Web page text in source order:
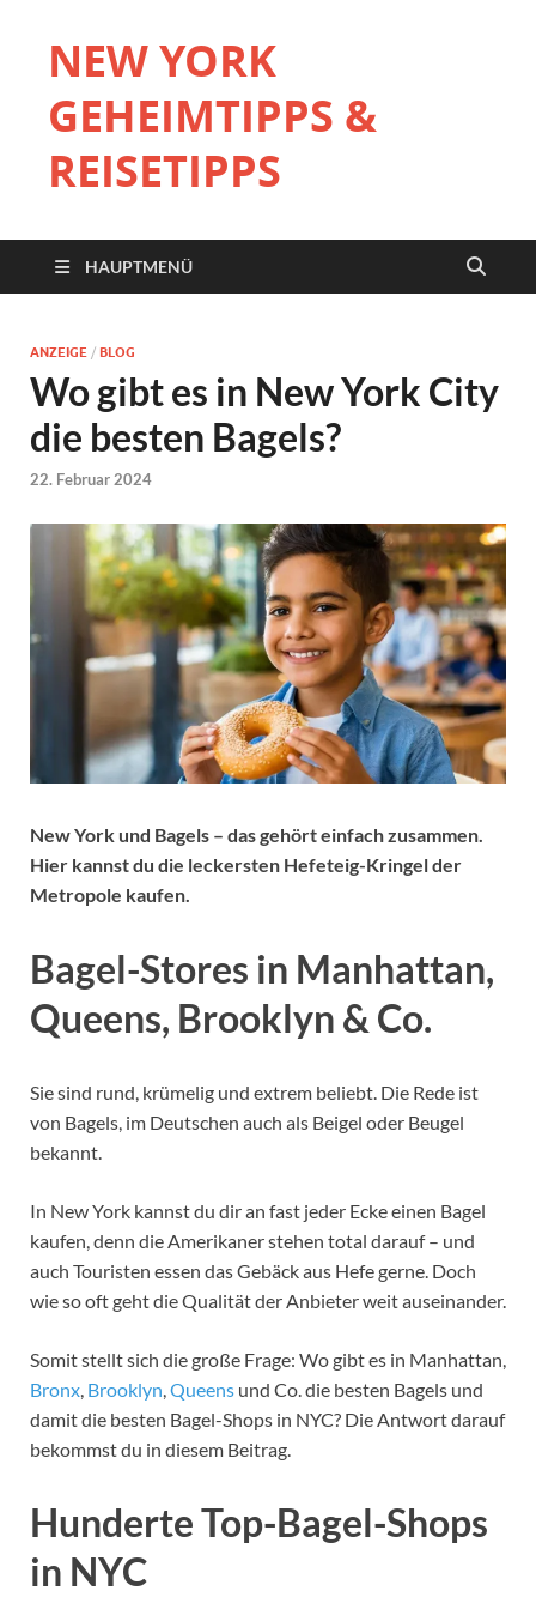
NEW YORK
GEHEIMTIPPS &
REISETIPPS
HAUPTMENÜ
ANZEIGE / BLOG
Wo gibt es in New York City
die besten Bagels?
22. Februar 2024
New York und Bagels – das gehört einfach zusammen.
Hier kannst du die leckersten Hefeteig-Kringel der
Metropole kaufen.
Bagel-Stores in Manhattan,
Queens, Brooklyn & Co.
Sie sind rund, krümelig und extrem beliebt. Die Rede ist
von Bagels, im Deutschen auch als Beigel oder Beugel
bekannt.
In New York kannst du dir an fast jeder Ecke einen Bagel
kaufen, denn die Amerikaner stehen total darauf – und
auch Touristen essen das Gebäck aus Hefe gerne. Doch
wie so oft geht die Qualität der Anbieter weit auseinander.
Somit stellt sich die große Frage: Wo gibt es in Manhattan,
Bronx Brooklyn Queens und Co. die besten Bagels und
damit die besten Bagel-Shops in NYC? Die Antwort darauf
bekommst du in diesem Beitrag.
Hunderte Top-Bagel-Shops
in NYC